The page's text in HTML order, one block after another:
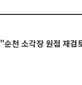
"순천 소각장 원점 재검